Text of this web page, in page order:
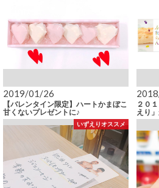
2019/01/26
【バレンタイン限定】ハートかまぼこ
甘くないプレゼントに♪
２０
えり
いずえりオススメ